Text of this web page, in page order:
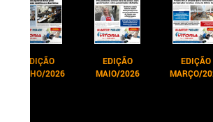
EDIÇÃO
JUNHO/2026
EDIÇÃO
MAIO/2026
EDIÇÃO
MARÇO/